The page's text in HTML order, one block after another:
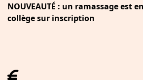
NOUVEAUTÉ : un ramassage est
collège sur inscription
fas